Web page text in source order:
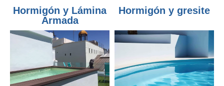
Hormigón y Lámina
Armada
Hormigón y gresite